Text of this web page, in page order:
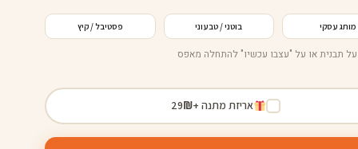
המותג
www.brand.co.il
מותג עסקי שם הסלוגן
· טבעי · אקולוגי ·
בוטני / טבעוני
SUMMER
2026
שם האירוע
פסטיבל / קיץ
תבנית או על "עצבו עכשיו" להתחלה מאפס
אריזת מתנה +₪
29